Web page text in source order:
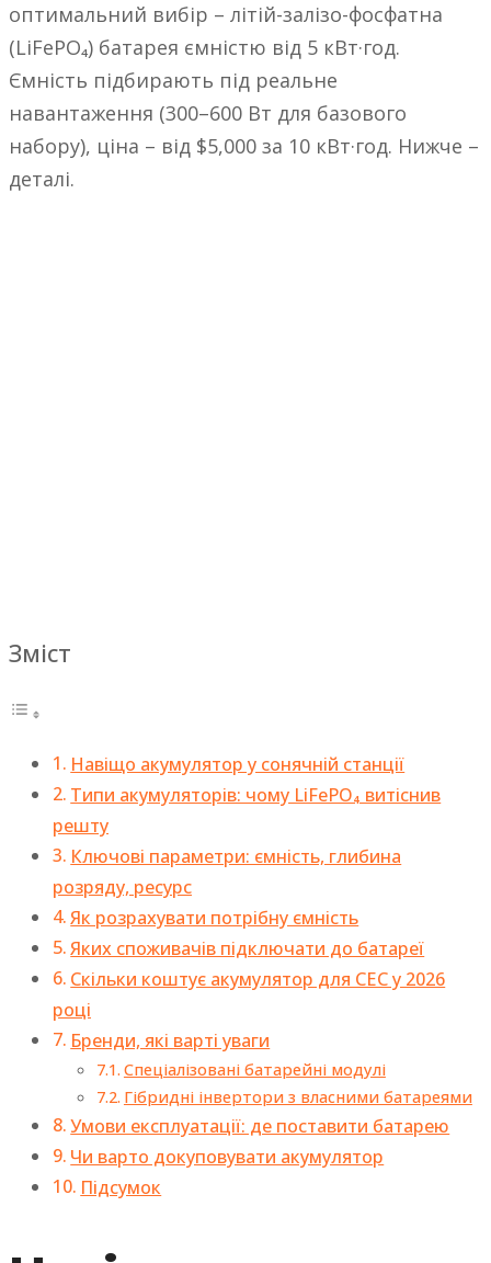
оптимальний вибір – літій-залізо-фосфатна
(LiFePO₄) батарея ємністю від 5 кВт·год.
Ємність підбирають під реальне
навантаження (300–600 Вт для базового
набору), ціна – від $5,000 за 10 кВт·год. Нижче –
деталі.
Зміст
Навіщо акумулятор у сонячній станції
Типи акумуляторів: чому LiFePO₄ витіснив
решту
Ключові параметри: ємність, глибина
розряду, ресурс
Як розрахувати потрібну ємність
Яких споживачів підключати до батареї
Скільки коштує акумулятор для СЕС у 2026
році
Бренди, які варті уваги
Спеціалізовані батарейні модулі
Гібридні інвертори з власними батареями
Умови експлуатації: де поставити батарею
Чи варто докуповувати акумулятор
Підсумок